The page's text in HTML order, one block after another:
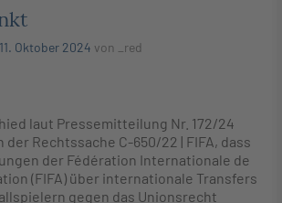
11. Oktober 2024 von _red
laut Pressemitteilung Nr. 172/24
der Rechtssache C-650/22 | FIFA, dass
der Fédération Internationale de
(FIFA) über internationale Transfers
gegen das Unionsrecht